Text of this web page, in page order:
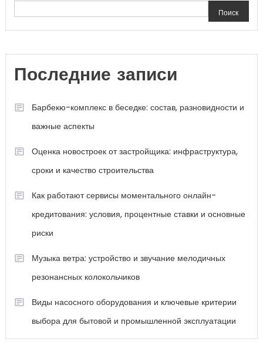
Поиск
Последние записи
Барбекю-комплекс в беседке: состав, разновидности и
важные аспекты
Оценка новостроек от застройщика: инфраструктура,
сроки и качество строительства
Как работают сервисы моментального онлайн-
кредитования: условия, процентные ставки и основные
риски
Музыка ветра: устройство и звучание мелодичных
резонансных колокольчиков
Виды насосного оборудования и ключевые критерии
выбора для бытовой и промышленной эксплуатации